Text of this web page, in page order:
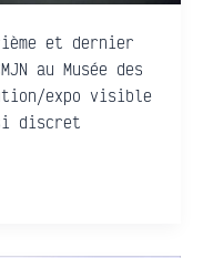
et dernier
au Musée des
expo visible
discret